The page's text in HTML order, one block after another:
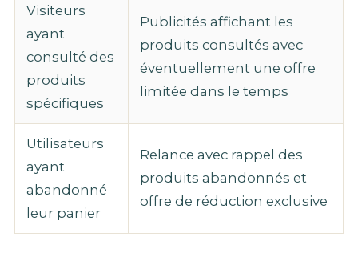
Visiteurs
ayant
consulté des
produits
spécifiques
Publicités affichant les
produits consultés avec
éventuellement une offre
limitée dans le temps
Utilisateurs
ayant
abandonné
leur panier
Relance avec rappel des
produits abandonnés et
offre de réduction exclusive